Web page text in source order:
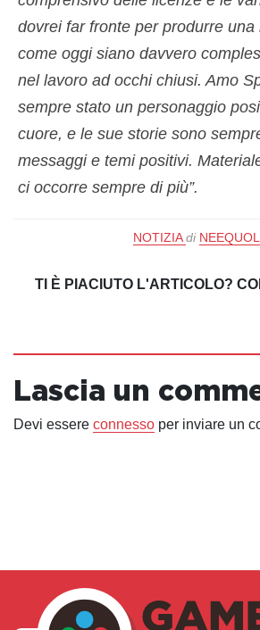
dovrei far fronte per produrre una
come oggi siano davvero
nel lavoro ad occhi chiusi. Amo
sempre stato un personaggio
cuore, e le sue storie sono
messaggi e temi positivi.
ci occorre sempre di più”.
NOTIZIA di
TI È PIACIUTO L'ARTICOLO?
Lascia un
Devi essere connesso per inviare un